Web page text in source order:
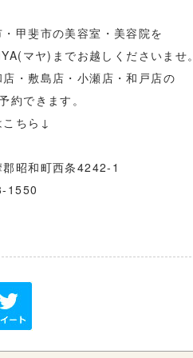
甲斐市の美容室・美容院を
マヤ) までお越しくださいませ
・敷島店・小瀬店・和戸店の
約できます。
ちら ↓
昭和町西条4242-1
1550